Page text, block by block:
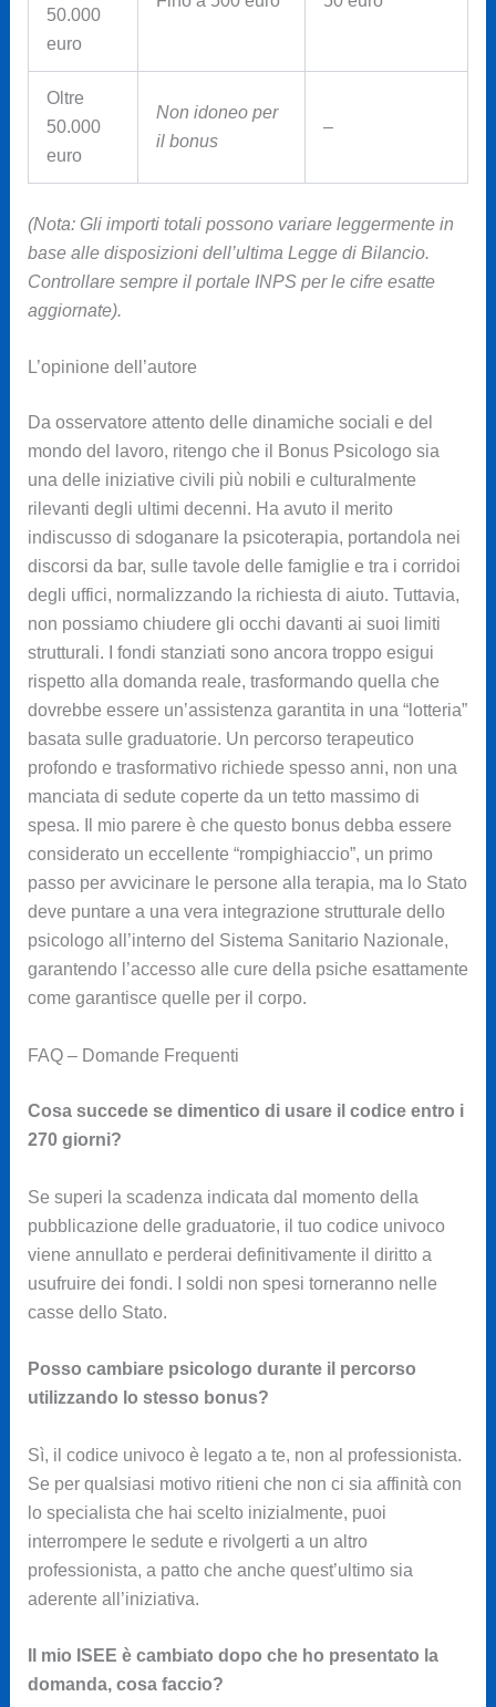
50.000
euro
Oltre
50.000
euro
Non idoneo per
il bonus
–
(Nota: Gli importi totali possono variare leggermente in
base alle disposizioni dell’ultima Legge di Bilancio.
Controllare sempre il portale INPS per le cifre esatte
aggiornate).
L’opinione dell’autore
Da osservatore attento delle dinamiche sociali e del
mondo del lavoro, ritengo che il Bonus Psicologo sia
una delle iniziative civili più nobili e culturalmente
rilevanti degli ultimi decenni. Ha avuto il merito
indiscusso di sdoganare la psicoterapia, portandola nei
discorsi da bar, sulle tavole delle famiglie e tra i corridoi
degli uffici, normalizzando la richiesta di aiuto. Tuttavia,
non possiamo chiudere gli occhi davanti ai suoi limiti
strutturali. I fondi stanziati sono ancora troppo esigui
rispetto alla domanda reale, trasformando quella che
dovrebbe essere un’assistenza garantita in una “lotteria”
basata sulle graduatorie. Un percorso terapeutico
profondo e trasformativo richiede spesso anni, non una
manciata di sedute coperte da un tetto massimo di
spesa. Il mio parere è che questo bonus debba essere
considerato un eccellente “rompighiaccio”, un primo
passo per avvicinare le persone alla terapia, ma lo Stato
deve puntare a una vera integrazione strutturale dello
psicologo all’interno del Sistema Sanitario Nazionale,
garantendo l’accesso alle cure della psiche esattamente
come garantisce quelle per il corpo.
FAQ – Domande Frequenti
Cosa succede se dimentico di usare il codice entro i
270 giorni?
Se superi la scadenza indicata dal momento della
pubblicazione delle graduatorie, il tuo codice univoco
viene annullato e perderai definitivamente il diritto a
usufruire dei fondi. I soldi non spesi torneranno nelle
casse dello Stato.
Posso cambiare psicologo durante il percorso
utilizzando lo stesso bonus?
Sì, il codice univoco è legato a te, non al professionista.
Se per qualsiasi motivo ritieni che non ci sia affinità con
lo specialista che hai scelto inizialmente, puoi
interrompere le sedute e rivolgerti a un altro
professionista, a patto che anche quest’ultimo sia
aderente all’iniziativa.
Il mio ISEE è cambiato dopo che ho presentato la
domanda, cosa faccio?